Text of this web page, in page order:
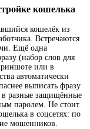
кошелька
кошелёк из
Встречаются
Ещё одна
(набор слов для
или в
автоматически
выписать фразу
в разные защищённые
паролем. Не стоит
в соцсетях: по
мошенников.